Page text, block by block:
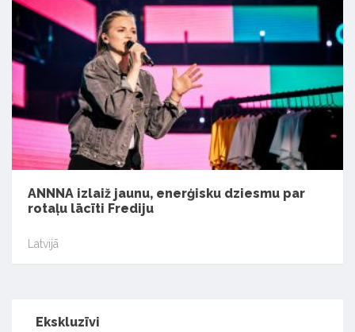
ANNNA izlaiž jaunu, enerģisku dziesmu par
rotaļu lācīti Frediju
Latvijā
Ekskluzīvi